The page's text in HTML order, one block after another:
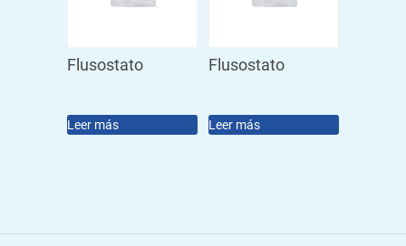
Flusostato
Leer más
Flusostato
Leer más